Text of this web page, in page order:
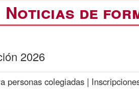
Noticias de
2026
personas colegiadas |